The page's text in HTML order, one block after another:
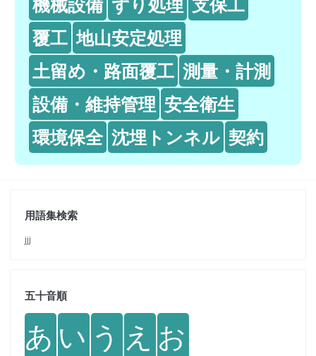
覆工 地山安定処理
土留め・路面覆工 測量・計測
設備・維持管理 安全衛生
環境保全 沈埋トンネル 契約
用語集検索
jjj
五十音順
あ い う え お